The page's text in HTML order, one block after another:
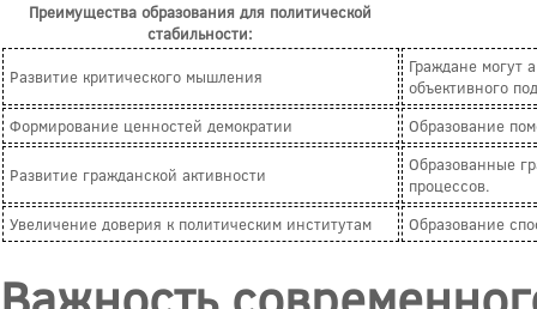
Преимущества образования для политической
стабильности:
Развитие критического мышления
Граждане могут
объективного
Формирование ценностей демократии
Образование
Развитие гражданской активности
Образованные
процессов.
Увеличение доверия к политическим институтам
Образование